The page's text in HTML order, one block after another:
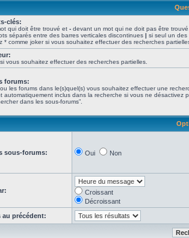
clés:
qui doit être trouvé et - devant un mot qui ne doit pas être
séparés entre des barres verticales discontinues | si seul un des
* comme joker si vous souhaitez effectuer des recherches
vous souhaitez effectuer des recherches partielles.
forums:
les forums dans le(s)quel(s) vous souhaitez effectuer une
automatiquement inclus dans la recherche si vous ne désactivez
dans les sous-forums”.
sous-forums: Oui Non
Croissant
Décroissant
précédent: